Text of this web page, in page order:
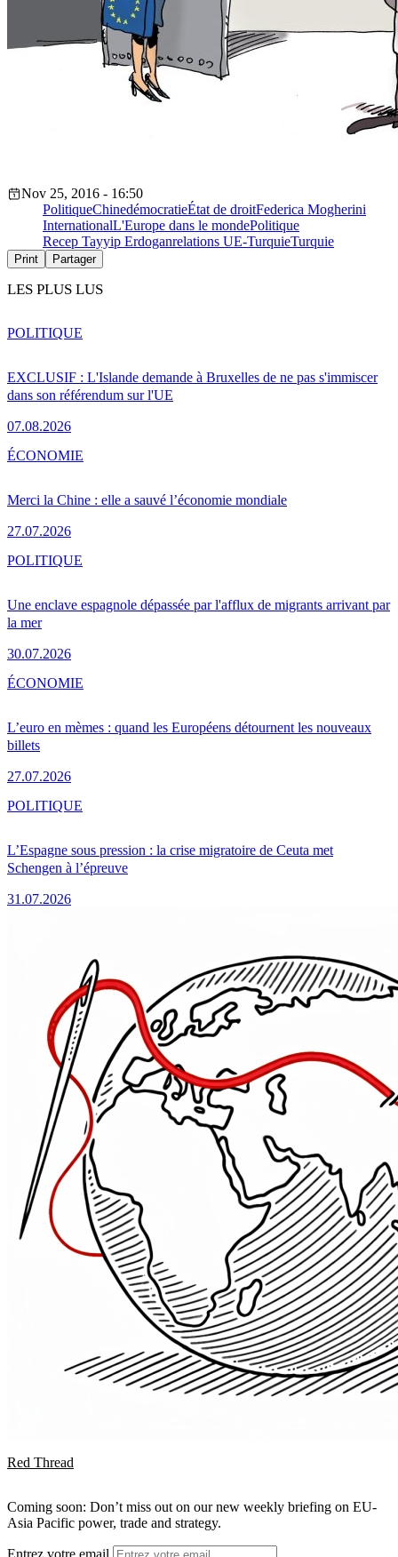
Nov 25, 2016 - 16:50
PolitiqueChinedémocratieÉtat de droitFederica Mogherini
InternationalL'Europe dans le mondePolitique
Recep Tayyip Erdoganrelations UE-TurquieTurquie
Print Partager
LES PLUS LUS
EXCLUSIF : L'Islande demande à Bruxelles de ne pas s'immiscer
dans son référendum sur l'UE
07.08.2026
POLITIQUE
Merci la Chine : elle a sauvé l’économie mondiale
27.07.2026
ÉCONOMIE
Une enclave espagnole dépassée par l'afflux de migrants arrivant par
la mer
30.07.2026
POLITIQUE
L’euro en mèmes : quand les Européens détournent les nouveaux
billets
27.07.2026
ÉCONOMIE
L’Espagne sous pression : la crise migratoire de Ceuta met
Schengen à l’épreuve
31.07.2026
POLITIQUE
Red Thread
Coming soon: Don’t miss out on our new weekly briefing on EU-
Asia Pacific power, trade and strategy.
Entrez votre email